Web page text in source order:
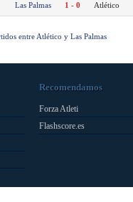
Las Palmas 1 - 0 Atlético
entre Atlético y Las Palmas
Recomendamos
Forza Atleti
Flashscore.es